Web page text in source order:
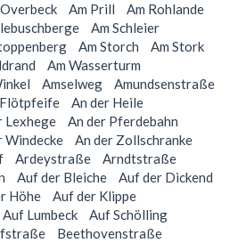
Am Prill
Am Rohlande
Am Schleier
Am Storch
Am Stork
Am Wasserturm
Amselweg
Amundsenstraße
An der Heile
Lexhege
An der Pferdebahn
Windecke
An der Zollschranke
Ardeystraße
Arndtstraße
Auf der Bleiche
Auf der Dickend
Höhe
Auf der Klippe
Auf Lumbeck
Auf Schölling
Beethovenstraße